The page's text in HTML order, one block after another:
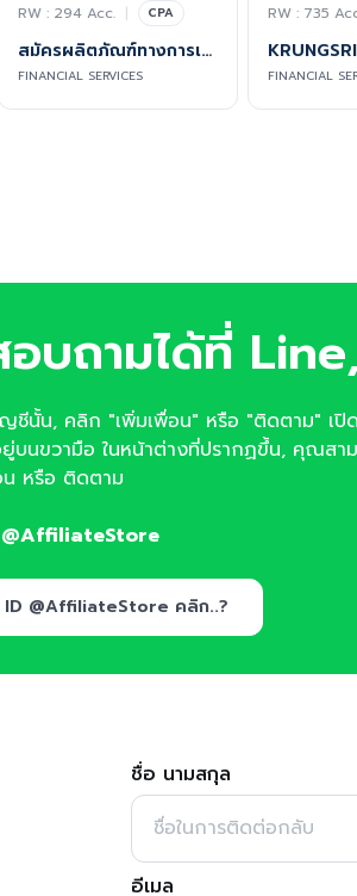
RW : 294 Acc. | CPA
สมัครผลิตภัณฑ์ทางการเงินของเคทีซี - KTC PROUD
FINANCIAL SERVICES
RW : 735
FINANCIAL
บถามได้ที่
ชีนั้น, คลิก "เพิ่มเพื่อน" หรือ "ติดตาม" เ
ยู่บนขวามือ ในหน้าต่างที่ปรากฏขึ้น, คุณ
หรือ ติดตาม
@AffiliateStore
ID @AffiliateStore คลิก..?
ชื่อ นามสกุล
อีเมล